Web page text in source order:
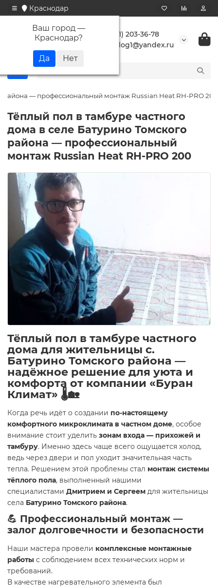
Краснодар
Ваш город —
Краснодар?
+7 (861) 203-36-78
buranlog1@yandex.ru
района — профессиональный монтаж Russian Heat RH-PRO 200
Тёплый пол в тамбуре частного
дома в селе Батурино Томского
района — профессиональный
монтаж Russian Heat RH-PRO 200
Тёплый пол в тамбуре частного
дома для жительницы с.
Батурино Томского района —
надёжное решение для уюта и
комфорта от компании «Буран
Климат» 🌡️🏡
Когда речь идёт о создании по-настоящему
комфортного микроклимата в частном доме, особое
внимание стоит уделить зонам входа — прихожей и
тамбуру. Именно здесь чаще всего ощущается холод,
ведь через двери и пол уходит значительная часть
тепла. Решением этой проблемы стал монтаж системы
тёплого пола, выполненный нашими
специалистами Дмитрием и Сергеем для жительницы
села Батурино Томского района.
💪 Профессиональный монтаж —
залог долговечности и безопасности
Наши мастера провели комплексные монтажные
работы с соблюдением всех технических норм и
требований.
В качестве нагревательного элемента был